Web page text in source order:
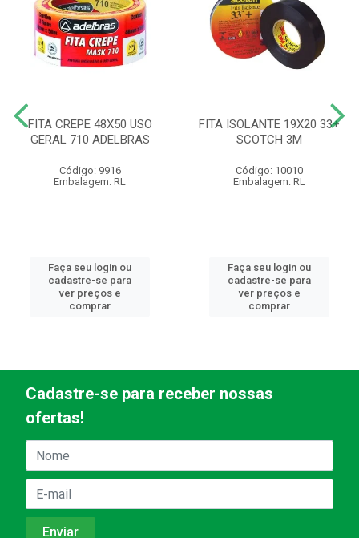
FITA CREPE 48X50 USO
GERAL 710 ADELBRAS
Código: 9916
Embalagem: RL
Faça seu login ou
cadastre-se para
ver preços e
comprar
FITA ISOLANTE 19X20 33+
SCOTCH 3M
Código: 10010
Embalagem: RL
Faça seu login ou
cadastre-se para
ver preços e
comprar
Cadastre-se para receber nossas
ofertas!